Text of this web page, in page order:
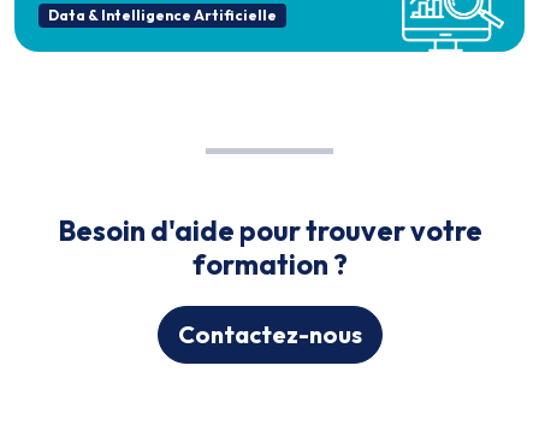
Data & Intelligence Artificielle
Besoin d'aide pour trouver votre
formation ?
Contactez-nous